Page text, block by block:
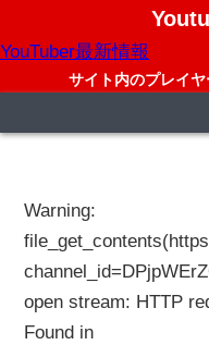
YouTuber最新情報
サイト内のプレイ
Warning:
open stream: HTTP
Found in